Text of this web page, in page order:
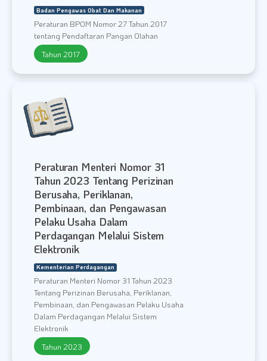
Badan Pengawas Obat Dan Makanan
Peraturan BPOM Nomor 27 Tahun 2017
tentang Pendaftaran Pangan Olahan
Tahun 2017
Peraturan Menteri Nomor 31
Tahun 2023 Tentang Perizinan
Berusaha, Periklanan,
Pembinaan, dan Pengawasan
Pelaku Usaha Dalam
Perdagangan Melalui Sistem
Elektronik
Kementerian Perdagangan
Peraturan Menteri Nomor 31 Tahun 2023
Tentang Perizinan Berusaha, Periklanan,
Pembinaan, dan Pengawasan Pelaku Usaha
Dalam Perdagangan Melalui Sistem
Elektronik
Tahun 2023